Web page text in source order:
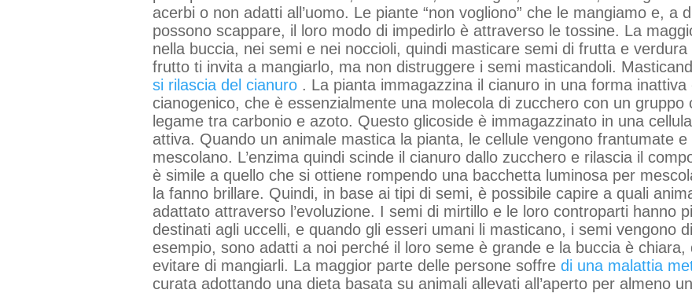
acerbi o non adatti all’uomo. Le piante “non vogliono” che le mangiamo e, a
possono scappare, il loro modo di impedirlo è attraverso le tossine. La
nella buccia, nei semi e nei noccioli, quindi masticare semi di frutta e verdura
frutto ti invita a mangiarlo, ma non distruggere i semi masticandoli.
si rilascia del cianuro . La pianta immagazzina il cianuro in una forma inattiva
cianogenico, che è essenzialmente una molecola di zucchero con un
legame tra carbonio e azoto. Questo glicoside è immagazzinato in una
attiva. Quando un animale mastica la pianta, le cellule vengono frantumate
mescolano. L’enzima quindi scinde il cianuro dallo zucchero e rilascia il
è simile a quello che si ottiene rompendo una bacchetta luminosa per
la fanno brillare. Quindi, in base ai tipi di semi, è possibile capire a quali
adattato attraverso l’evoluzione. I semi di mirtillo e le loro controparti hanno
destinati agli uccelli, e quando gli esseri umani li masticano, i semi vengono
esempio, sono adatti a noi perché il loro seme è grande e la buccia è
evitare di mangiarli. La maggior parte delle persone soffredi una malattia
curata adottando una dieta basata su animali allevati all’aperto per almeno